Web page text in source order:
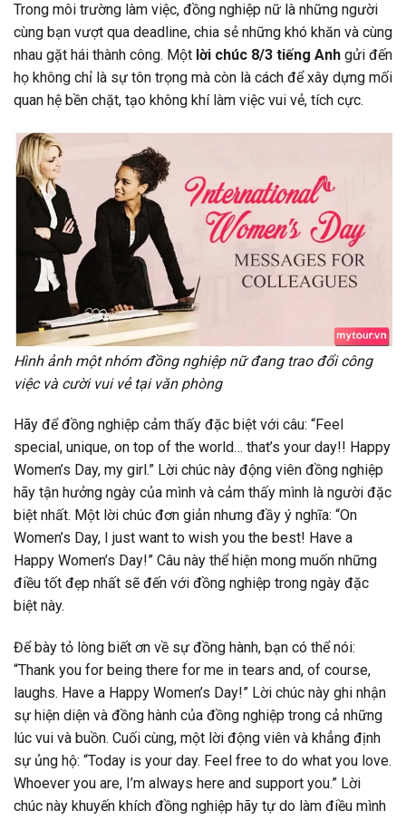
Trong môi trường làm việc, đồng nghiệp nữ là những người
cùng bạn vượt qua deadline, chia sẻ những khó khăn và cùng
nhau gặt hái thành công. Một lời chúc 8/3 tiếng Anh gửi đến
họ không chỉ là sự tôn trọng mà còn là cách để xây dựng mối
quan hệ bền chặt, tạo không khí làm việc vui vẻ, tích cực.
Hình ảnh một nhóm đồng nghiệp nữ đang trao đổi công
việc và cười vui vẻ tại văn phòng
Hãy để đồng nghiệp cảm thấy đặc biệt với câu: “Feel
special, unique, on top of the world… that’s your day!! Happy
Women’s Day, my girl.” Lời chúc này động viên đồng nghiệp
hãy tận hưởng ngày của mình và cảm thấy mình là người đặc
biệt nhất. Một lời chúc đơn giản nhưng đầy ý nghĩa: “On
Women’s Day, I just want to wish you the best! Have a
Happy Women’s Day!” Câu này thể hiện mong muốn những
điều tốt đẹp nhất sẽ đến với đồng nghiệp trong ngày đặc
biệt này.
Để bày tỏ lòng biết ơn về sự đồng hành, bạn có thể nói:
“Thank you for being there for me in tears and, of course,
laughs. Have a Happy Women’s Day!” Lời chúc này ghi nhận
sự hiện diện và đồng hành của đồng nghiệp trong cả những
lúc vui và buồn. Cuối cùng, một lời động viên và khẳng định
sự ủng hộ: “Today is your day. Feel free to do what you love.
Whoever you are, I’m always here and support you.” Lời
chúc này khuyến khích đồng nghiệp hãy tự do làm điều mình